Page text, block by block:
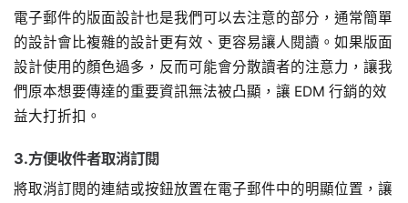
電子郵件的版面設計也是我們可以去注意的部分，通常簡單
的設計會比複雜的設計更有效、更容易讓人閱讀。如果版面
設計使用的顏色過多，反而可能會分散讀者的注意力，讓我
們原本想要傳達的重要資訊無法被凸顯，讓 EDM 行銷的效
益大打折扣。
3.方便收件者取消訂閱
將取消訂閱的連結或按鈕放置在電子郵件中的明顯位置，讓